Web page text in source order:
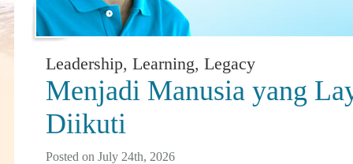
Leadership, Learning, Legacy
Menjadi Manusia yang
Diikuti
Posted on July 24th, 2026